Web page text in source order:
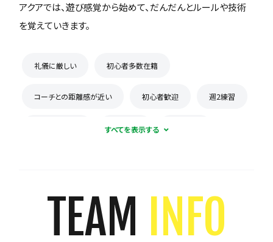
アクアでは、遊び感覚から始めて、だんだんとルールや技術
を覚えていきます。
礼儀に厳しい 初心者多数在籍
コーチとの距離感が近い 初心者歓迎 週2練習
体験無料
TEAM INFO